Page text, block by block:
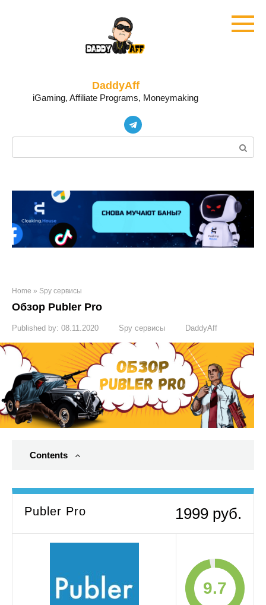
DaddyAff
iGaming, Affiliate Programs, Moneymaking
Home » Spy сервисы
Обзор Publer Pro
Published by: 08.11.2020 Spy сервисы DaddyAff
Contents
Publer Pro 1999 руб.
9.7